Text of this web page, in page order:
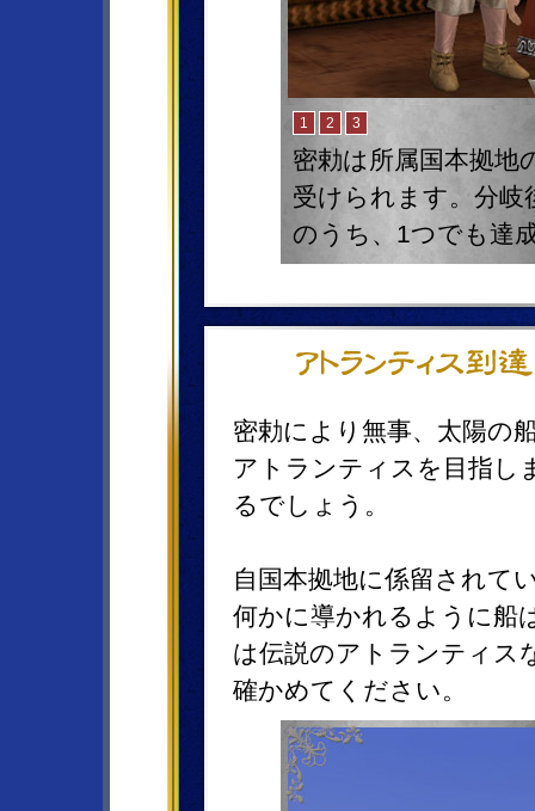
密勅は所属国本拠地
受けられます。分
のうち、1つでも達
密勅により無事、太陽の
アトランティスを目指し
るでしょう。
自国本拠地に係留されて
何かに導かれるように船
は伝説のアトランティ
確かめてください。